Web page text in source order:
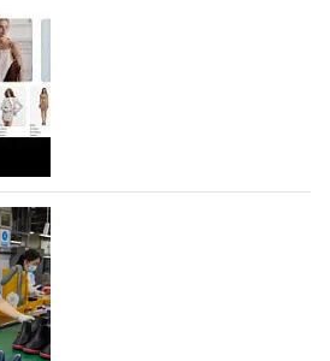
Lihuang Footwear
в 2011 году и расположенная в
Китая, является
компанией,
производство и…
- новый раздел и
локальных
Lamoda решил обновить